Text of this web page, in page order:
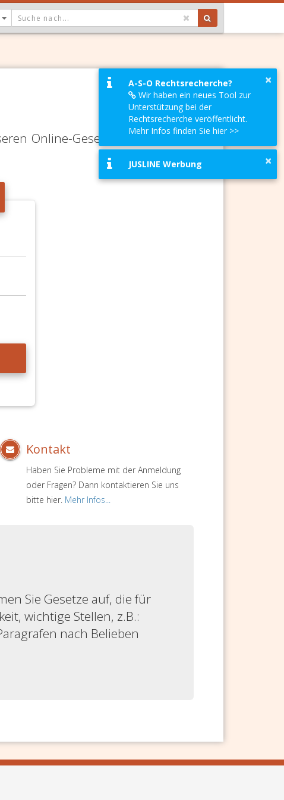
DROPDOWN: GEWÄHLTER WERT IST ALLE
Online-Gesetze-Services und
Kontakt
Haben Sie Probleme mit der Anmeldung
oder Fragen? Dann kontaktieren Sie uns
bitte hier. Mehr Infos...
Sie Gesetze auf, die für
wichtige Stellen, z.B.:
nach Belieben
×
A-S-O Rechtsrecherche?
Wir haben ein neues Tool zur
Unterstützung bei der
Rechtsrecherche veröffentlicht.
Mehr Infos finden Sie hier >>
×
JUSLINE Werbung